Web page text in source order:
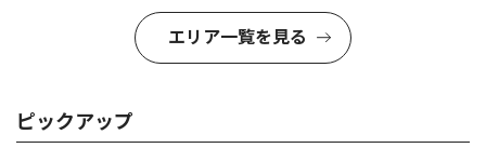
エリア一覧を見る
ピックアップ